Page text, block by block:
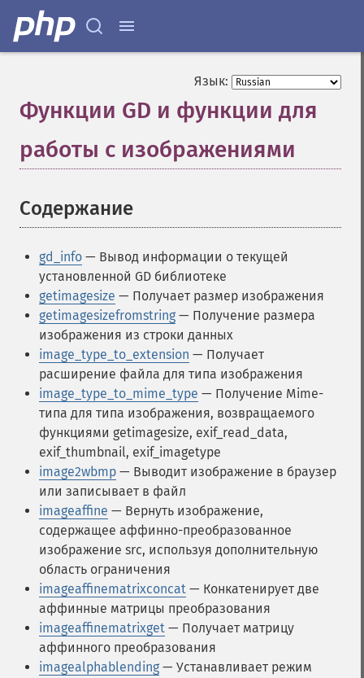
Язык:
Функции GD и функции для
работы с изображениями
Содержание
gd_info — Вывод информации о текущей
установленной GD библиотеке
getimagesize — Получает размер изображения
getimagesizefromstring — Получение размера
изображения из строки данных
image_type_to_extension — Получает
расширение файла для типа изображения
image_type_to_mime_type — Получение Mime-
типа для типа изображения, возвращаемого
функциями getimagesize, exif_read_data,
exif_thumbnail, exif_imagetype
image2wbmp — Выводит изображение в браузер
или записывает в файл
imageaffine — Вернуть изображение,
содержащее аффинно-преобразованное
изображение src, используя дополнительную
область ограничения
imageaffinematrixconcat — Конкатенирует две
аффинные матрицы преобразования
imageaffinematrixget — Получает матрицу
аффинного преобразования
imagealphablending — Устанавливает режим